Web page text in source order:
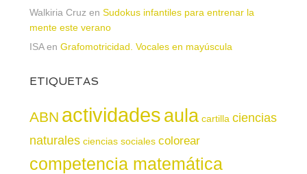
Walkiria Cruz en Sudokus infantiles para entrenar la
mente este verano
ISAen Grafomotricidad. Vocales en mayúscula
ETIQUETAS
ABN actividadesaula cartilla ciencias
naturales ciencias sociales colorear
competencia matemática